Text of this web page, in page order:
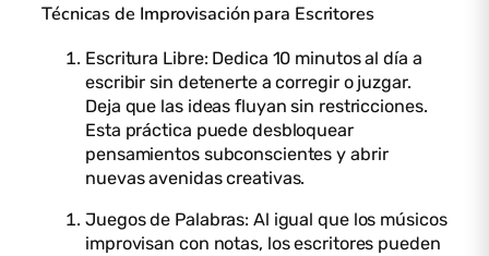
Técnicas de Improvisación para Escritores
Escritura Libre: Dedica 10 minutos al día a
escribir sin detenerte a corregir o juzgar.
Deja que las ideas fluyan sin restricciones.
Esta práctica puede desbloquear
pensamientos subconscientes y abrir
nuevas avenidas creativas.
Juegos de Palabras: Al igual que los músicos
improvisan con notas, los escritores pueden